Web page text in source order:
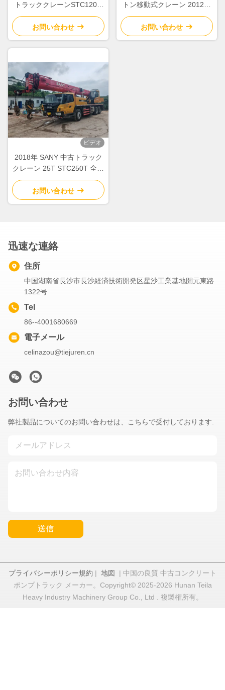
トラッククレーンSTC120C
2020年
お問い合わせ
トン移動式クレーン 2012年
QY8A 中古
お問い合わせ
ビデオ
2018年 SANY 中古トラック
クレーン 25T STC250T 全油
圧式移動クレーン 揚重機械
お問い合わせ
迅速な連絡
住所
中国湖南省長沙市長沙経済技術開発区星沙工業基地開元東路
1322号
Tel
86--4001680669
電子メール
celinazou@tiejuren.cn
お問い合わせ
弊社製品についてのお問い合わせは、こちらで受付しております.
送信
プライバシーポリシー規約 | 地図
| 中国の良質 中古コンクリート
ポンプトラック メーカー。Copyright© 2025-2026 Hunan Teila
Heavy Industry Machinery Group Co., Ltd . 複製権所有。